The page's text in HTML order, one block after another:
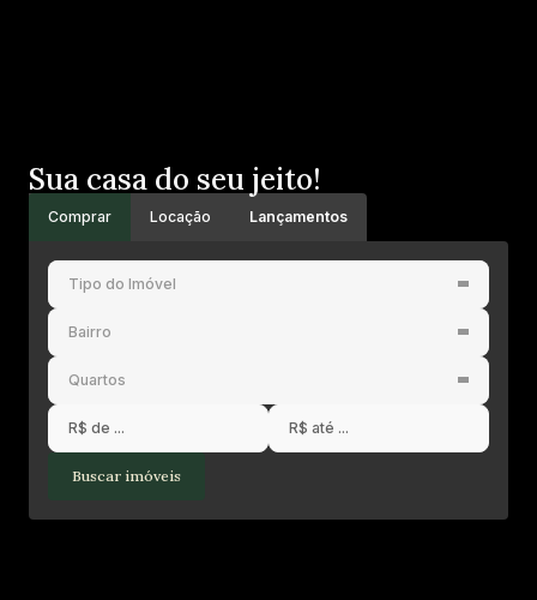
Sua casa do seu jeito!
Comprar Locação Lançamentos
Tipo do Imóvel
Bairro
Quartos
Buscar imóveis